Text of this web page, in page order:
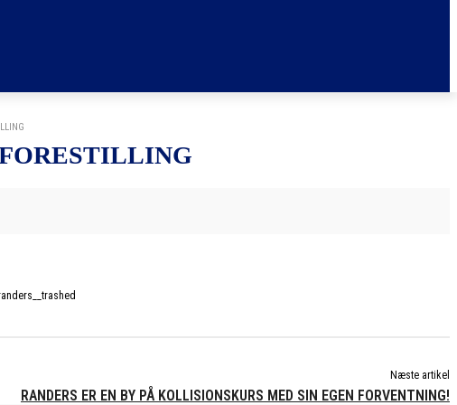
Næste artikel
RANDERS ER EN BY PÅ KOLLISIONSKURS MED SIN EGEN FORVENTNING!